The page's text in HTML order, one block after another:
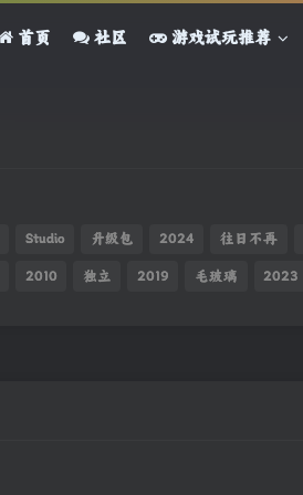
首页 社区 游戏试玩推荐
Studio 升级包 2024 往日不再
2010 独立 2019 毛玻璃 2023